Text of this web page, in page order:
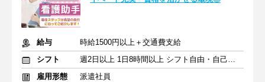
給与
時給1500円以上＋交通費支給
シフト
週2日以上 1日8時間以上 シフト自由・自己申告
雇用形態
派遣社員